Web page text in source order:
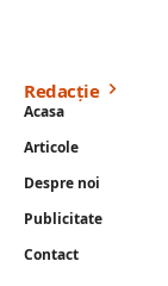
Redacție
Acasa
Articole
Despre noi
Publicitate
Contact